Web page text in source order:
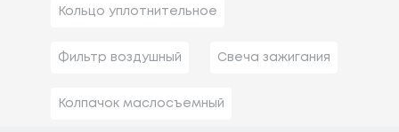
Кольцо уплотнительное
Фильтр воздушный Свеча зажигания
Колпачок маслосъемный